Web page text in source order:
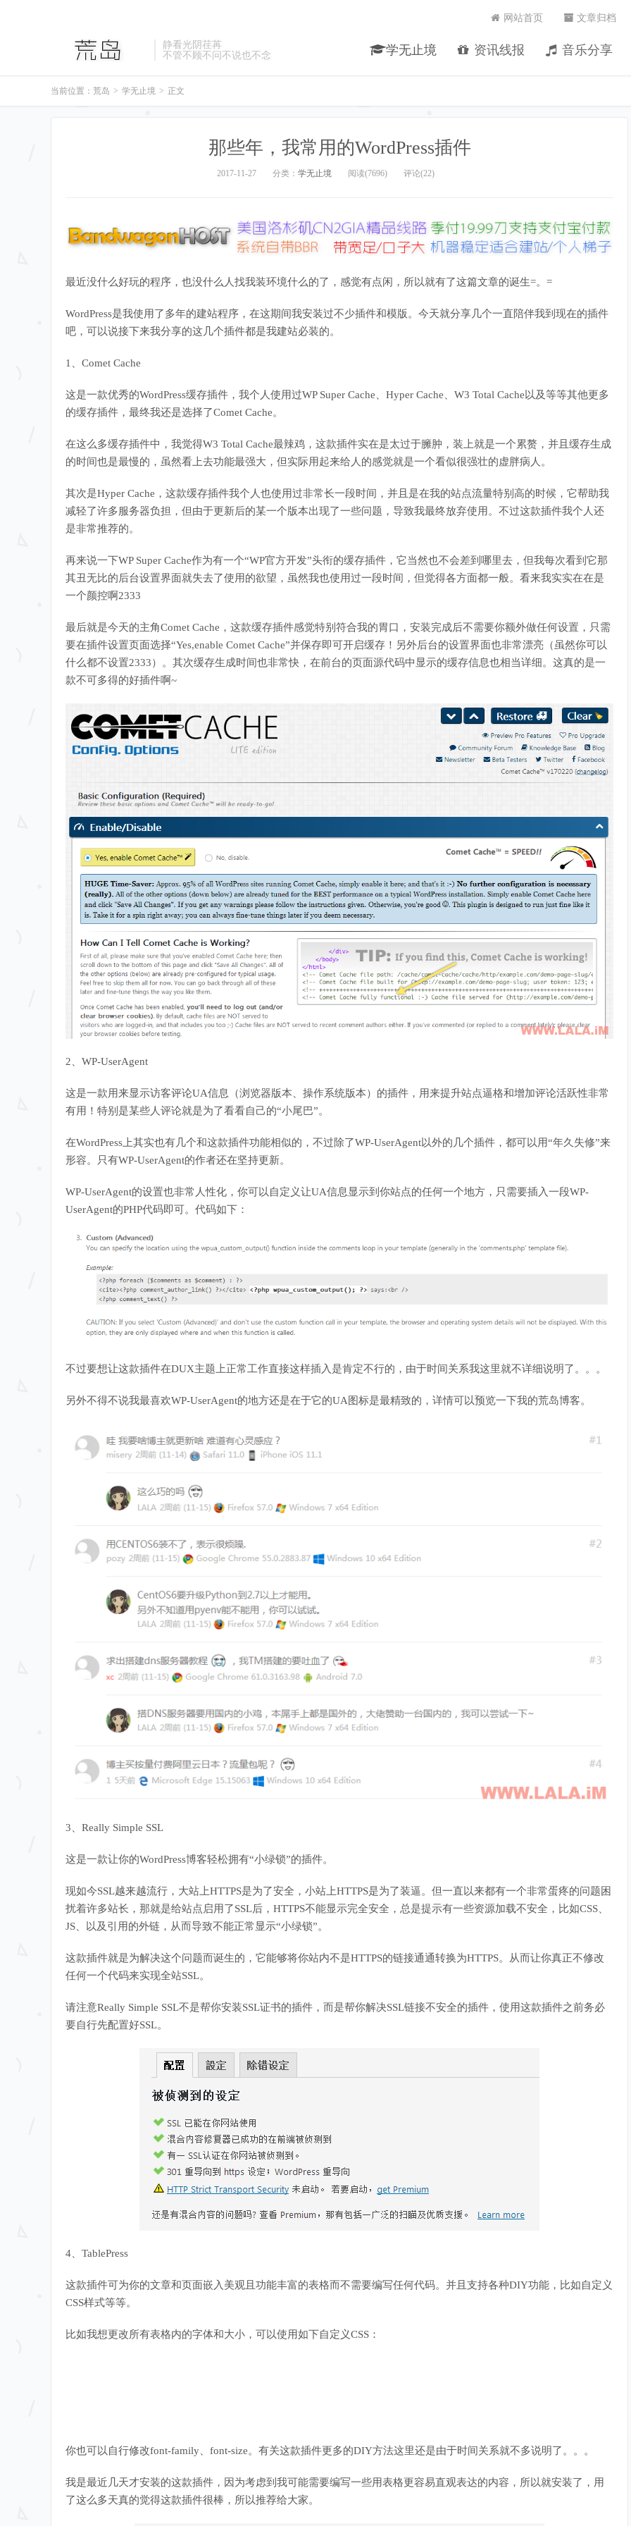
静看光阴荏苒
不管不顾不问不说也不念
学无止境 资讯线报 音乐分享
网站首页 文章归档
当前位置： 荒岛 > 学无止境 > 正文
那些年，我常用的WordPress插件
2017-11-27 分类： 学无止境 阅读(7696) 评论(22)
最近没什么好玩的程序，也没什么人找我装环境什么的了，感觉有点闲，所以就有了这篇文章的诞生=。=
WordPress是我使用了多年的建站程序，在这期间我安装过不少插件和模版。今天就分享几个一直陪伴我到现在的插件
吧，可以说接下来我分享的这几个插件都是我建站必装的。
1、Comet Cache
这是一款优秀的WordPress缓存插件，我个人使用过WP Super Cache、Hyper Cache、W3 Total Cache以及等等其他更多
的缓存插件，最终我还是选择了Comet Cache。
在这么多缓存插件中，我觉得W3 Total Cache最辣鸡，这款插件实在是太过于臃肿，装上就是一个累赘，并且缓存生成
的时间也是最慢的，虽然看上去功能最强大，但实际用起来给人的感觉就是一个看似很强壮的虚胖病人。
其次是Hyper Cache，这款缓存插件我个人也使用过非常长一段时间，并且是在我的站点流量特别高的时候，它帮助我
减轻了许多服务器负担，但由于更新后的某一个版本出现了一些问题，导致我最终放弃使用。不过这款插件我个人还
是非常推荐的。
再来说一下WP Super Cache作为有一个“WP官方开发”头衔的缓存插件，它当然也不会差到哪里去，但我每次看到它那
其丑无比的后台设置界面就失去了使用的欲望，虽然我也使用过一段时间，但觉得各方面都一般。看来我实实在在是
一个颜控啊2333
最后就是今天的主角Comet Cache，这款缓存插件感觉特别符合我的胃口，安装完成后不需要你额外做任何设置，只需
要在插件设置页面选择“Yes,enable Comet Cache”并保存即可开启缓存！另外后台的设置界面也非常漂亮（虽然你可以
什么都不设置2333）。其次缓存生成时间也非常快，在前台的页面源代码中显示的缓存信息也相当详细。这真的是一
款不可多得的好插件啊~
2、WP-UserAgent
这是一款用来显示访客评论UA信息（浏览器版本、操作系统版本）的插件，用来提升站点逼格和增加评论活跃性非常
有用！特别是某些人评论就是为了看看自己的“小尾巴”。
在WordPress上其实也有几个和这款插件功能相似的，不过除了WP-UserAgent以外的几个插件，都可以用“年久失修”来
形容。只有WP-UserAgent的作者还在坚持更新。
WP-UserAgent的设置也非常人性化，你可以自定义让UA信息显示到你站点的任何一个地方，只需要插入一段WP-
UserAgent的PHP代码即可。代码如下：
不过要想让这款插件在DUX主题上正常工作直接这样插入是肯定不行的，由于时间关系我这里就不详细说明了。。。
另外不得不说我最喜欢WP-UserAgent的地方还是在于它的UA图标是最精致的，详情可以预览一下我的荒岛博客。
3、Really Simple SSL
这是一款让你的WordPress博客轻松拥有“小绿锁”的插件。
现如今SSL越来越流行，大站上HTTPS是为了安全，小站上HTTPS是为了装逼。但一直以来都有一个非常蛋疼的问题困
扰着许多站长，那就是给站点启用了SSL后，HTTPS不能显示完全安全，总是提示有一些资源加载不安全，比如CSS、
JS、以及引用的外链，从而导致不能正常显示“小绿锁”。
这款插件就是为解决这个问题而诞生的，它能够将你站内不是HTTPS的链接通通转换为HTTPS。从而让你真正不修改
任何一个代码来实现全站SSL。
请注意Really Simple SSL不是帮你安装SSL证书的插件，而是帮你解决SSL链接不安全的插件，使用这款插件之前务必
要自行先配置好SSL。
4、TablePress
这款插件可为你的文章和页面嵌入美观且功能丰富的表格而不需要编写任何代码。并且支持各种DIY功能，比如自定义
CSS样式等等。
比如我想更改所有表格内的字体和大小，可以使用如下自定义CSS：
你也可以自行修改font-family、font-size。有关这款插件更多的DIY方法这里还是由于时间关系就不多说明了。。。
我是最近几天才安装的这款插件，因为考虑到我可能需要编写一些用表格更容易直观表达的内容，所以就安装了，用
了这么多天真的觉得这款插件很棒，所以推荐给大家。